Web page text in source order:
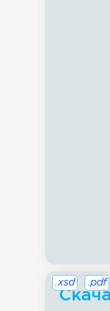
.xsd .pdf